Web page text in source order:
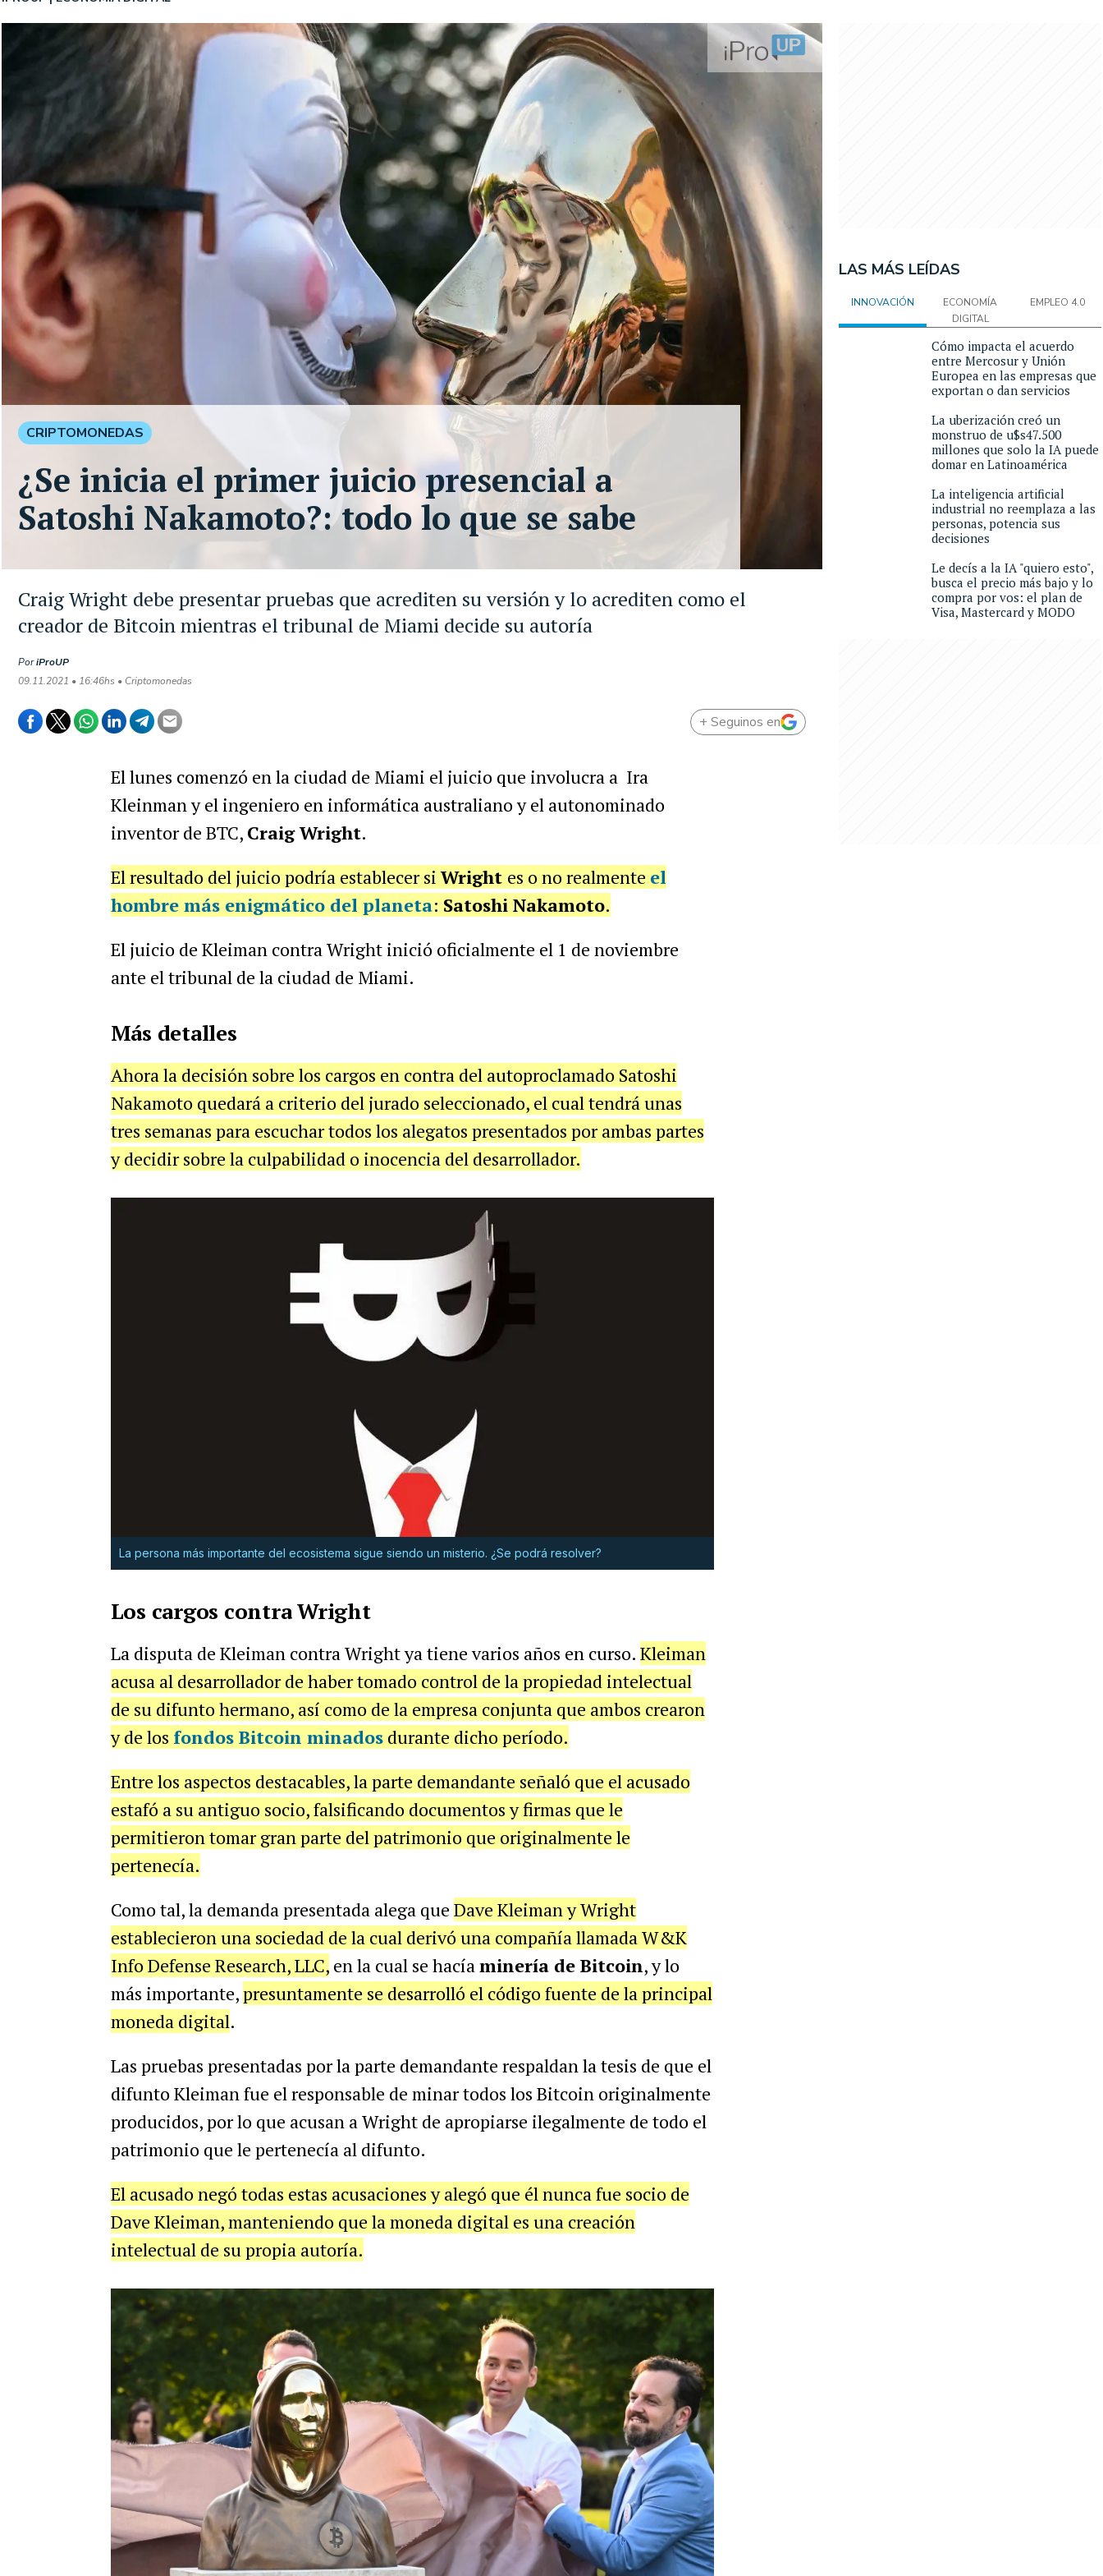
Craig Wright debe presentar pruebas que acrediten su versión y lo acrediten como el
creador de Bitcoin mientras el tribunal de Miami decide su autoría
PoriProUP
09.11.2021 • 16:46hs • Criptomonedas
CRIPTOMONEDAS
¿Se inicia el primer juicio presencial a
Satoshi Nakamoto?: todo lo que se sabe
+ Seguinos en
El lunes comenzó en la ciudad de Miami el juicio que involucra a Ira
Kleinman y el ingeniero en informática australiano y el autonominado
inventor de BTC, Craig Wright.
El resultado del juicio podría establecer siWright es o no realmente el
hombre más enigmático del planeta: Satoshi Nakamoto.
El juicio de Kleiman contra Wright inició oficialmente el 1 de noviembre
ante el tribunal de la ciudad de Miami.
Más detalles
Ahora la decisión sobre los cargos en contra del autoproclamado Satoshi
Nakamoto quedará a criterio del jurado seleccionado, el cual tendrá unas
tres semanas para escuchar todos los alegatos presentados por ambas partes
y decidir sobre la culpabilidad o inocencia del desarrollador.
La persona más importante del ecosistema sigue siendo un misterio. ¿Se podrá resolver?
Los cargos contra Wright
La disputa de Kleiman contra Wright ya tiene varios años en curso. Kleiman
acusa al desarrollador de haber tomado control de la propiedad intelectual
de su difunto hermano, así como de la empresa conjunta que ambos crearon
y de los fondos Bitcoin minadosdurante dicho período.
Entre los aspectos destacables, la parte demandante señaló que el acusado
estafó a su antiguo socio, falsificando documentos y firmas que le
permitieron tomar gran parte del patrimonio que originalmente le
pertenecía.
Como tal, la demanda presentada alega que Dave Kleiman y Wright
establecieron una sociedad de la cual derivó una compañía llamada W&K
Info Defense Research, LLC,en la cual se hacíaminería de Bitcoin, y lo
más importante,presuntamente se desarrolló el código fuente de la principal
moneda digital.
Las pruebas presentadas por la parte demandante respaldan la tesis de que el
difunto Kleiman fue el responsable de minar todos los Bitcoin originalmente
producidos, por lo que acusan a Wright de apropiarse ilegalmente de todo el
patrimonio que le pertenecía al difunto.
El acusado negó todas estas acusaciones y alegó que él nunca fue socio de
Dave Kleiman, manteniendo que la moneda digital es una creación
intelectual de su propia autoría.
LAS MÁS LEÍDAS
INNOVACIÓN
ECONOMÍA
DIGITAL
EMPLEO 4.0
Cómo impacta el acuerdo
entre Mercosur y Unión
Europea en las empresas que
exportan o dan servicios
La uberización creó un
monstruo de u$s47.500
millones que solo la IA puede
domar en Latinoamérica
La inteligencia artificial
industrial no reemplaza a las
personas, potencia sus
decisiones
Le decís a la IA "quiero esto",
busca el precio más bajo y lo
compra por vos: el plan de
Visa, Mastercard y MODO